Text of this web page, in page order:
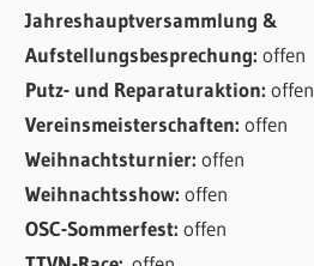
Jahreshauptversammlung &
Aufstellungsbesprechung:offen
Putz- und Reparaturaktion:offen
Vereinsmeisterschaften:offen
Weihnachtsturnier:offen
Weihnachtsshow:offen
OSC-Sommerfest:offen